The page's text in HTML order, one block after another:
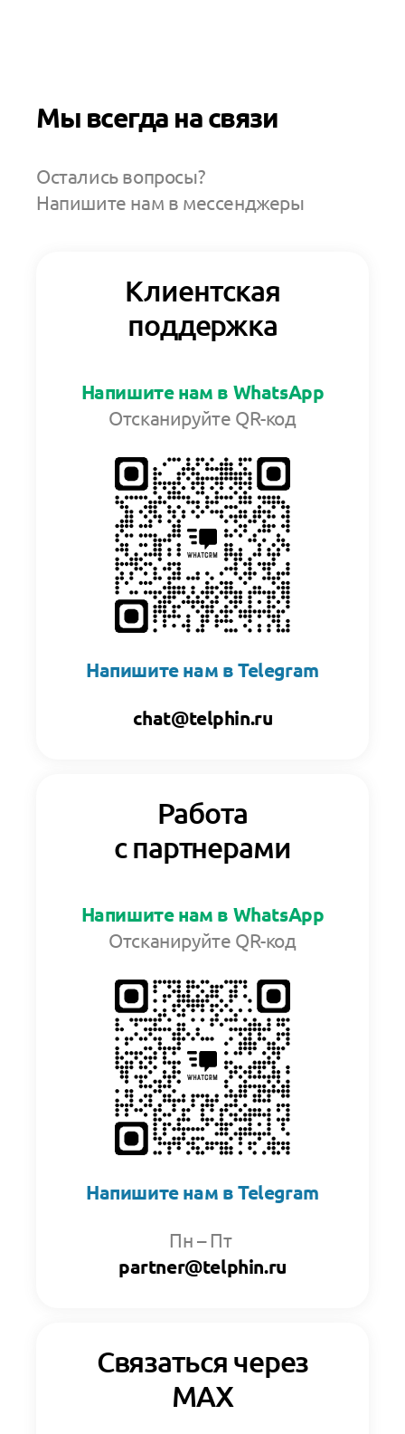
Мы всегда на связи
Остались вопросы?
Напишите нам в мессенджеры
Клиентская
поддержка
Напишите нам в WhatsApp
Отсканируйте QR-код
Напишите нам в Telegram
chat@telphin.ru
Работа
с партнерами
Напишите нам в WhatsApp
Отсканируйте QR-код
Напишите нам в Telegram
Пн–Пт
partner@telphin.ru
Связаться через
MAX